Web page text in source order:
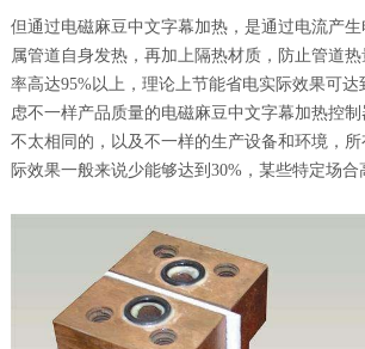
但通过电磁麻豆中文字幕加热，是通过电流产生
属管道自身发热，再加上隔热材质，防止管道热
率高达95%以上，理论上节能省电实际效果可达
虑不一样产品质量的电磁麻豆中文字幕加热控
不太相同的，以及不一样的生产设备和环境，
际效果一般来说少能够达到30%，某些特定场合